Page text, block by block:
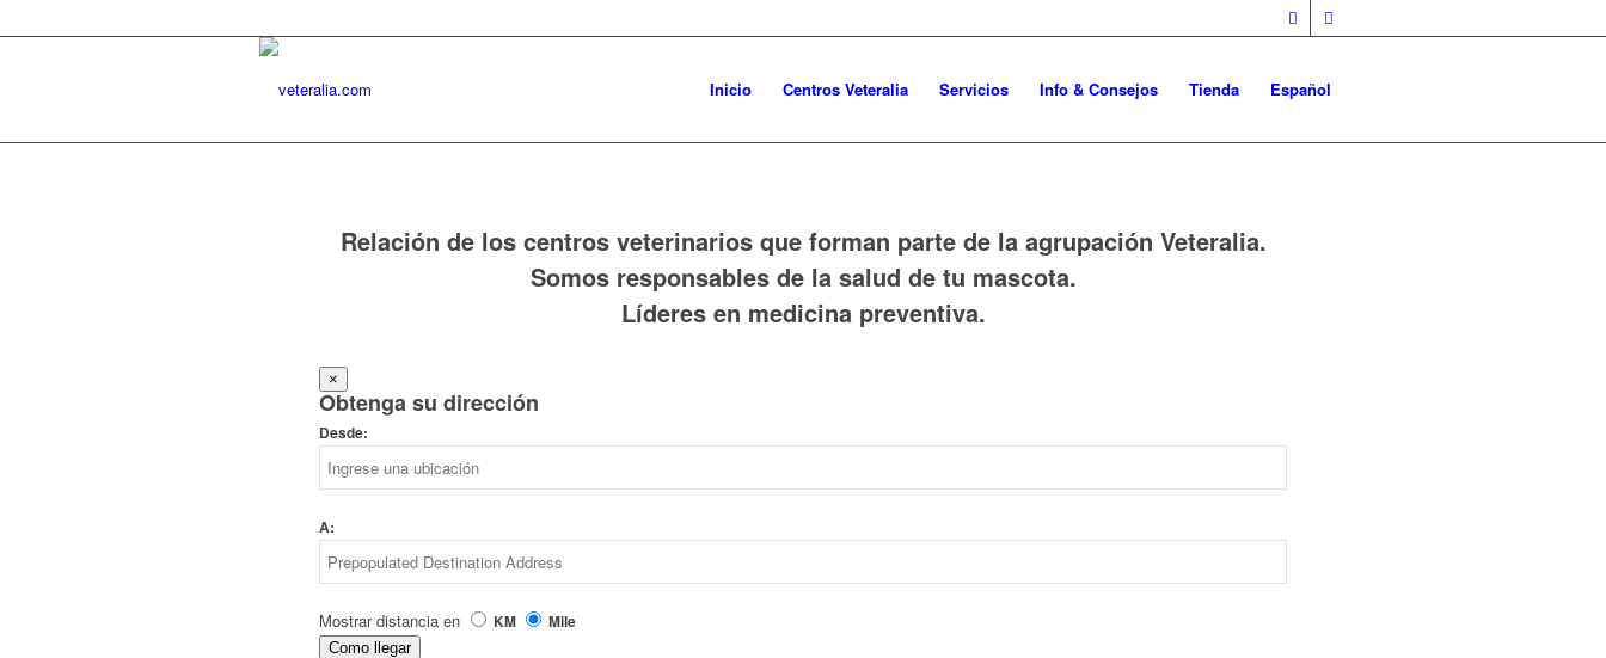
Inicio Centros Veteralia Servicios Info & Consejos Tienda Español
Relación de los centros veterinarios que forman parte de la agrupación Veteralia.
Somos responsables de la salud de tu mascota.
Líderes en medicina preventiva.
×
Obtenga su dirección
Desde:
A:
Mostrar distancia en KM Mile
Como llegar